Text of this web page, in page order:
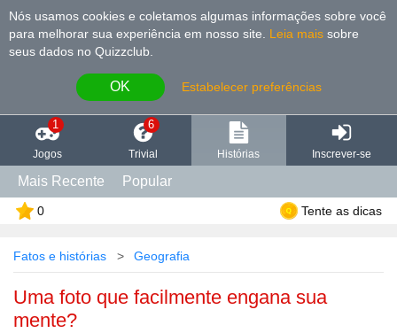
Nós usamos cookies e coletamos algumas informações sobre você
para melhorar sua experiência em nosso site
Leia mais sobre
seus dados no Quizzclub.
OK Estabelecer preferências
1
Jogos
6
Trivial Histórias Inscrever-se
Mais Recente Popular
0 Tente as dicas
Fatos e histórias Geografia
Uma foto que facilmente engana sua
mente?